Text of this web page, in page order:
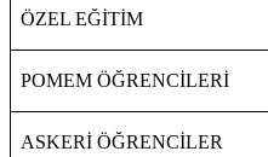
ÖZEL EĞİTİM
POMEM ÖĞRENCİLERİ
ASKERİ ÖĞRENCİLER